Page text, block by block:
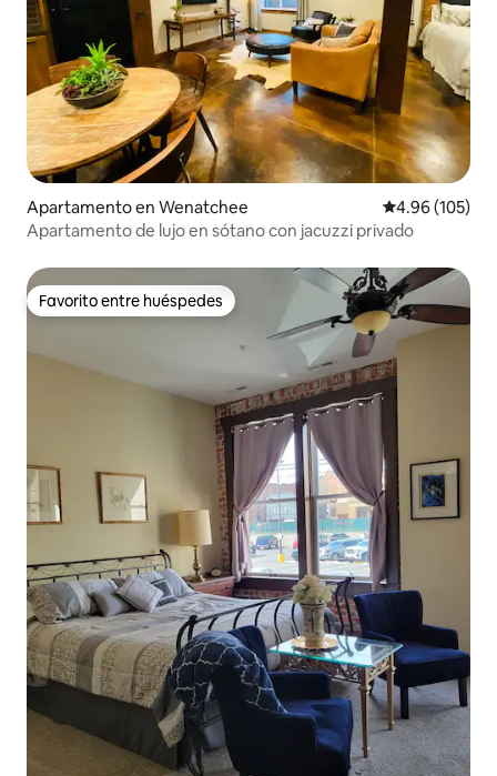
Apartamento en Wenatchee Calificación
4.96 (105)
Apartamento de lujo en sótano con jacuzzi privado
Favorito entre huéspedes
Favorito entre huéspedes